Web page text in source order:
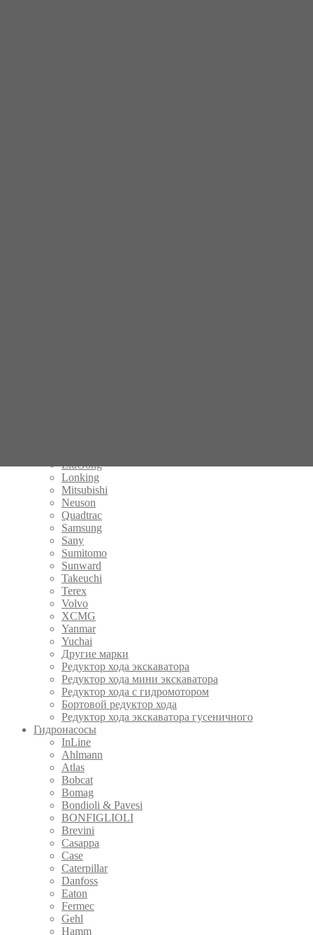
LiuGong
Lonking
Mitsubishi
Neuson
Quadtrac
Samsung
Sany
Sumitomo
Sunward
Takeuchi
Terex
Volvo
XCMG
Yanmar
Yuchai
Другие марки
Редуктор хода экскаватора
Редуктор хода мини экскаватора
Редуктор хода с гидромотором
Бортовой редуктор хода
Редуктор хода экскаватора гусеничного
Гидронасосы
InLine
Ahlmann
Atlas
Bobcat
Bomag
Bondioli & Pavesi
BONFIGLIOLI
Brevini
Casappa
Case
Caterpillar
Danfoss
Eaton
Fermec
Gehl
Hamm